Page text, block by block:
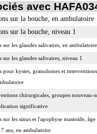
avec
sur la bouche, en ambulatoire
sur la bouche, niveau 1
sur les glandes salivaires, en ambulatoire
sur les glandes salivaires, niveau 1
pour kystes, granulomes et
chirurgicales, groupes nouveau-
significative
sur les sinus et l'apophyse mastoïde, âge
ans, en ambulatoire